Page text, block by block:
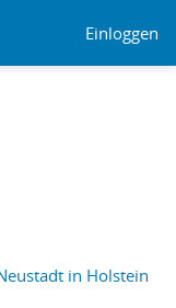
Einloggen
in Holstein